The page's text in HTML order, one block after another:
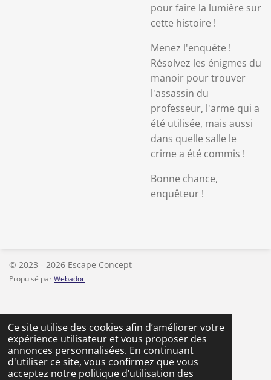
Ce site utilise des cookies afin d’améliorer votre
expérience utilisateur et vous proposer des
annonces personnalisées. En continuant
d'utiliser ce site, vous confirmez que vous
acceptez notre politique d’utilisation des
pour faire la lumière sur
cette histoire !
Menez l'enquête !
Résolvez les énigmes du
manoir pour trouver
l'assassin du
professeur, l'arme qui a
été utilisée, mais aussi
dans quelle salle le
crime a été commis !
Bonne chance,
enquêteur !
© 2023 - 2026 Escape Concept
Propulsé par Webador